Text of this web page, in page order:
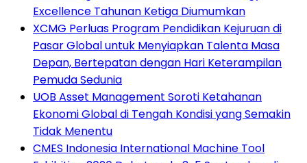
Excellence Tahunan Ketiga Diumumkan
XCMG Perluas Program Pendidikan Kejuruan di
Pasar Global untuk Menyiapkan Talenta Masa
Depan, Bertepatan dengan Hari Keterampilan
Pemuda Sedunia
UOB Asset Management Soroti Ketahanan
Ekonomi Global di Tengah Kondisi yang Semakin
Tidak Menentu
CMES Indonesia International Machine Tool